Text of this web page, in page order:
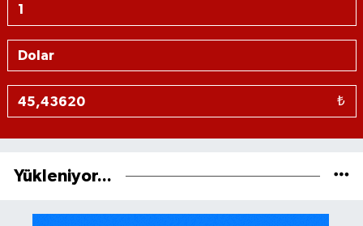
₺
Yükleniyor...